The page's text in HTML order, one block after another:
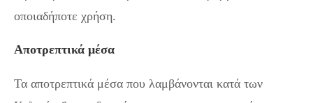
οποιαδήποτε χρήση.
Αποτρεπτικά μέσα
Τα αποτρεπτικά μέσα που λαμβάνονται κατά των